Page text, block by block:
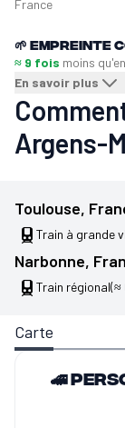
France
🌱 Empreinte
≈ 9 fois moins qu'en
En savoir plus
Argens-
Toulouse,
Train à grande
Narbonne,
Train régional(≈
Carte
🚄